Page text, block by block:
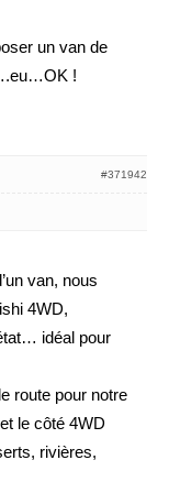
un van de
!
#371942
van, nous
4WD,
idéal pour
route pour notre
le côté 4WD
rivières,